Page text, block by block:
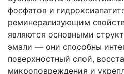
фосфатов и
реминерализующим
являются основными
эмали — они способны
поверхностный слой,
микроповреждения и